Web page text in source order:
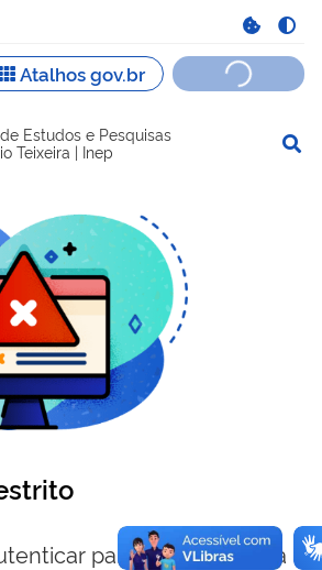
de navegação
Estudos e Pesquisas
Teixeira | Inep
para visualizar essa